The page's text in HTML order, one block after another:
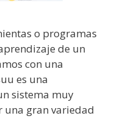
o programas
de un
con una
es una
sistema muy
gran variedad